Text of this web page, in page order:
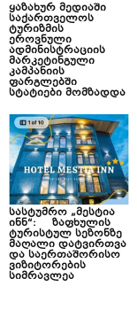
ყაზახურ მედიაში
საქართველოს
ტურიზმის
ეროვნული
ადმინისტრაციის
მარკეტინგული
კამპანიის
ფარგლებში
სტატიები მომზადდა
სასტუმრო „მესტია
ინნ“: ზაფხულის
ტურისტულ სეზონზე
მაღალი დატვირთვა
და საერთაშორისო
ვიზიტორების
სიმრავლეა